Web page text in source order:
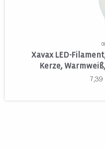
Xavax LED-
Kerze,
7,39